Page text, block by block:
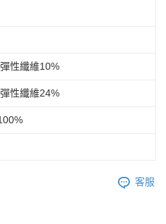
性纖維10%
性纖維24%
客服